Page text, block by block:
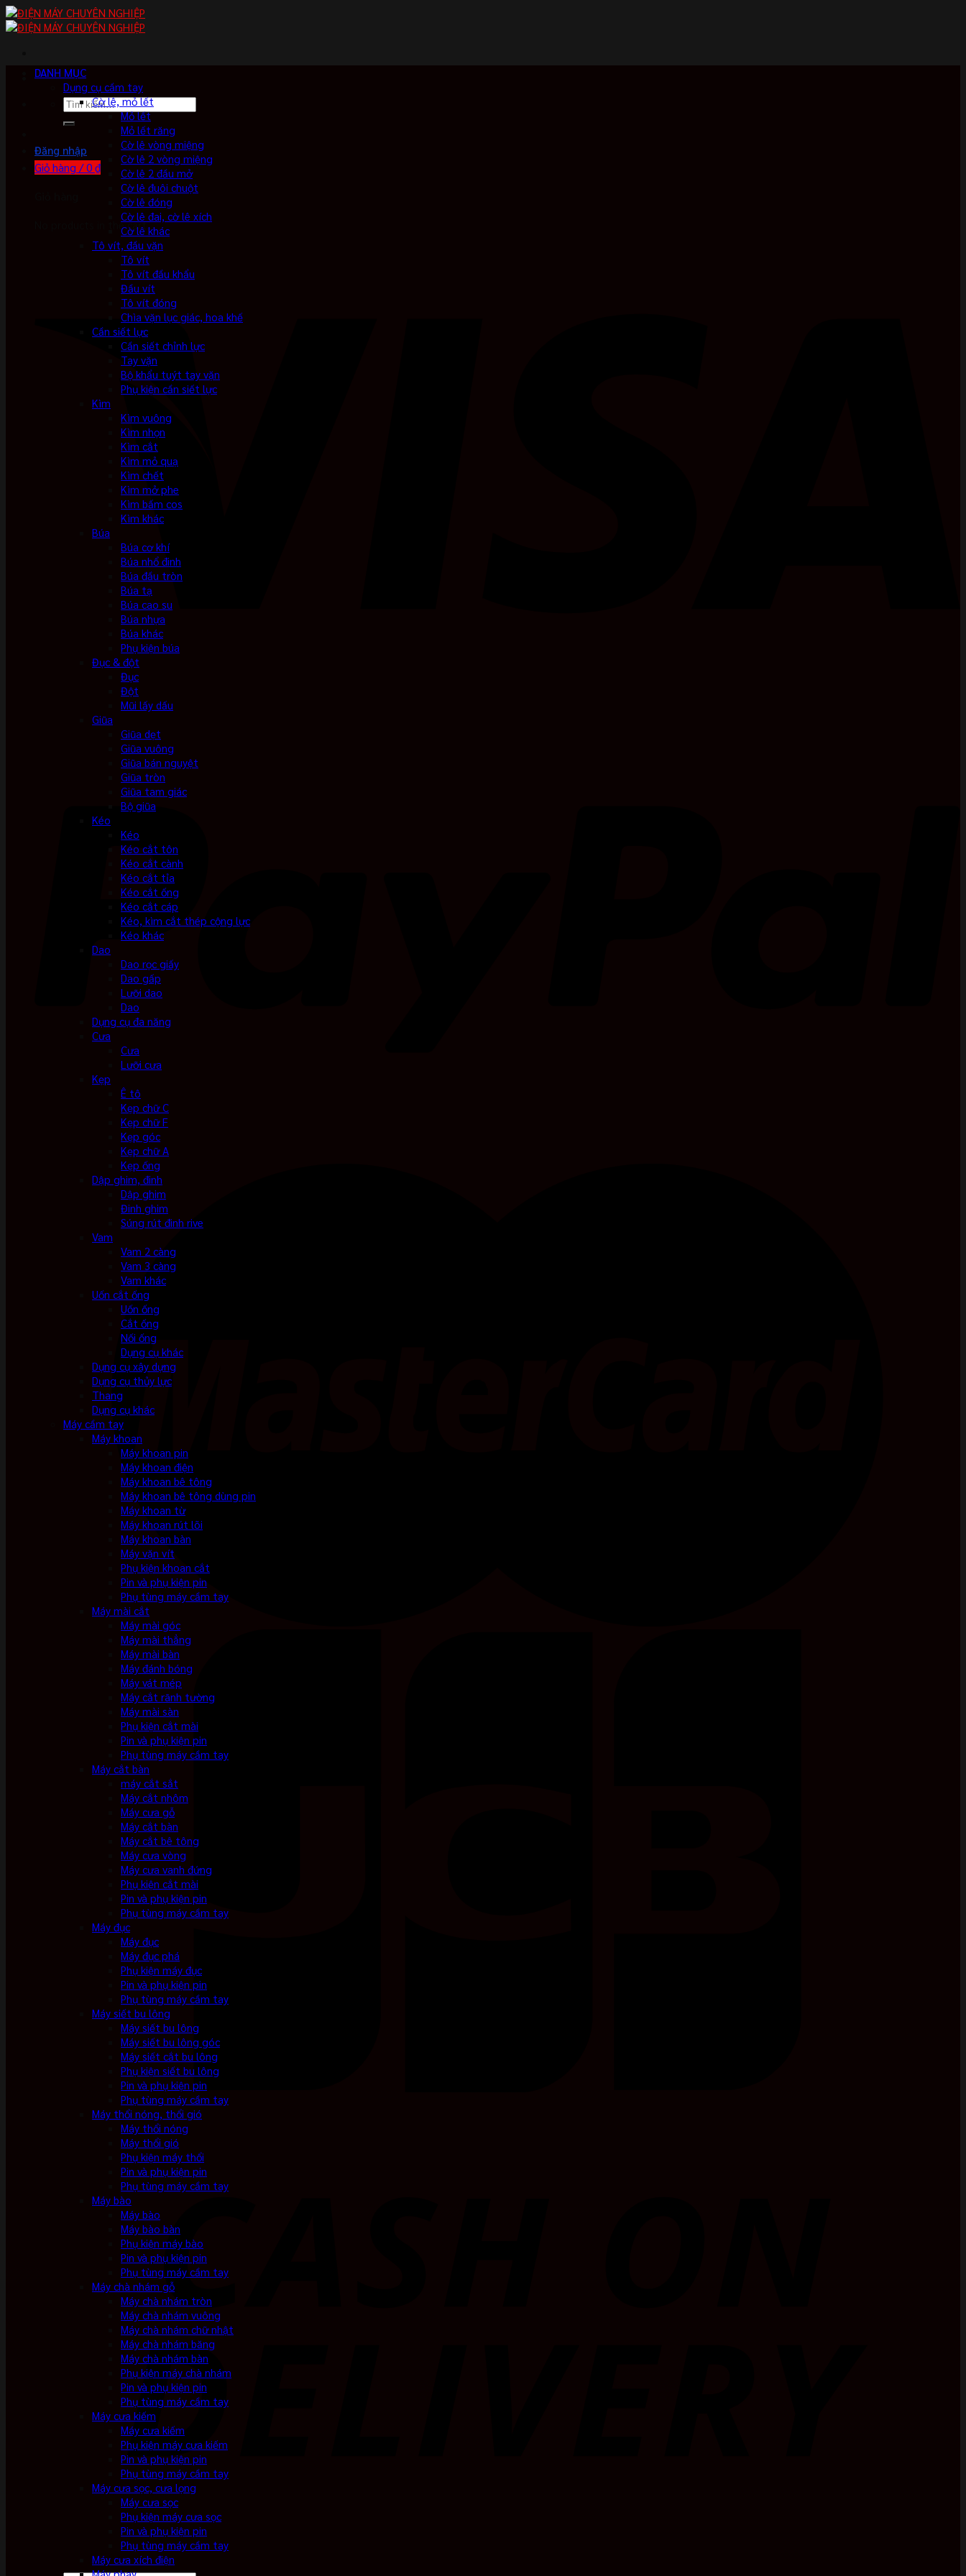
Skip
to
Tìm
kiếm:
Đăng nhập
Giỏ hàng /0 ₫
No products in the cart.
DANH MỤC
Dụng cụ cầm tay
Cờ lê, mỏ lết
Mỏ lết
Mỏ lết răng
Cờ lê vòng miệng
Cờ lê 2 vòng miệng
Cờ lê 2 đầu mở
Cờ lê đuôi chuột
Cờ lê đóng
Cờ lê đai, cờ lê xích
Cờ lê khác
Tô vít, đầu vặn
Tô vít
Tô vít đầu khẩu
Đầu vít
Tô vít đóng
Chìa vặn lục giác, hoa khế
Cần siết lực
Cần siết chỉnh lực
Tay vặn
Bộ khẩu tuýt tay vặn
Phụ kiện cần siết lực
Kìm
Kìm vuông
Kìm nhọn
Kìm cắt
Kìm mỏ quạ
Kìm chết
Kìm mở phe
Kìm bấm cos
Kìm khác
Búa
Búa cơ khí
Búa nhổ đinh
Búa đầu tròn
Búa tạ
Búa cao su
Búa nhựa
Búa khác
Phụ kiện búa
Đục & đột
Đục
Đột
Mũi lấy dấu
Giũa
Giũa dẹt
Giũa vuông
Giũa bán nguyệt
Giũa tròn
Giũa tam giác
Bộ giũa
Kéo
Kéo
Kéo cắt tôn
Kéo cắt cành
Kéo cắt tỉa
Kéo cắt ống
Kéo cắt cáp
Kéo, kìm cắt thép cộng lực
Kéo khác
Dao
Dao rọc giấy
Dao gấp
Lưỡi dao
Dao
Dụng cụ đa năng
Cưa
Cưa
Lưỡi cưa
Kẹp
Ê tô
Kẹp chữ C
Kẹp chữ F
Kẹp góc
Kẹp chữ A
Kẹp ống
Dập ghim, đinh
Dập ghim
Đinh ghim
Súng rút đinh rive
Vam
Vam 2 càng
Vam 3 càng
Vam khác
Uốn cắt ống
Uốn ống
Cắt ống
Nối ống
Dụng cụ khác
Dụng cụ xây dựng
Dụng cụ thủy lực
Thang
Dụng cụ khác
Máy cầm tay
Máy khoan
Máy khoan pin
Máy khoan điện
Máy khoan bê tông
Máy khoan bê tông dùng pin
Máy khoan từ
Máy khoan rút lõi
Máy khoan bàn
Máy vặn vít
Phụ kiện khoan cắt
Pin và phụ kiện pin
Phụ tùng máy cầm tay
Máy mài cắt
Máy mài góc
Máy mài thẳng
Máy mài bàn
Máy đánh bóng
Máy vát mép
Máy cắt rãnh tường
Máy mài sàn
Phụ kiện cắt mài
Pin và phụ kiện pin
Phụ tùng máy cầm tay
Máy cắt bàn
máy cắt sắt
Máy cắt nhôm
Máy cưa gỗ
Máy cắt bàn
Máy cắt bê tông
Máy cưa vòng
Máy cưa vanh đứng
Phụ kiện cắt mài
Pin và phụ kiện pin
Phụ tùng máy cầm tay
Máy đục
Máy đục
Máy đục phá
Phụ kiện máy đục
Pin và phụ kiện pin
Phụ tùng máy cầm tay
Máy siết bu lông
Máy siết bu lông
Máy siết bu lông góc
Máy siết cắt bu lông
Phụ kiện siết bu lông
Pin và phụ kiện pin
Phụ tùng máy cầm tay
Máy thổi nóng, thổi gió
Máy thổi nóng
Máy thổi gió
Phụ kiện máy thổi
Pin và phụ kiện pin
Phụ tùng máy cầm tay
Máy bào
Máy bào
Máy bào bàn
Phụ kiện máy bào
Pin và phụ kiện pin
Phụ tùng máy cầm tay
Máy chà nhám gỗ
Máy chà nhám tròn
Máy chà nhám vuông
Máy chà nhám chữ nhật
Máy chà nhám băng
Máy chà nhám bàn
Phụ kiện máy chà nhám
Pin và phụ kiện pin
Phụ tùng máy cầm tay
Máy cưa kiếm
Máy cưa kiếm
Phụ kiện máy cưa kiếm
Pin và phụ kiện pin
Phụ tùng máy cầm tay
Máy cưa sọc, cưa lọng
Máy cưa sọc
Phụ kiện máy cưa sọc
Pin và phụ kiện pin
Phụ tùng máy cầm tay
Máy cưa xích điện